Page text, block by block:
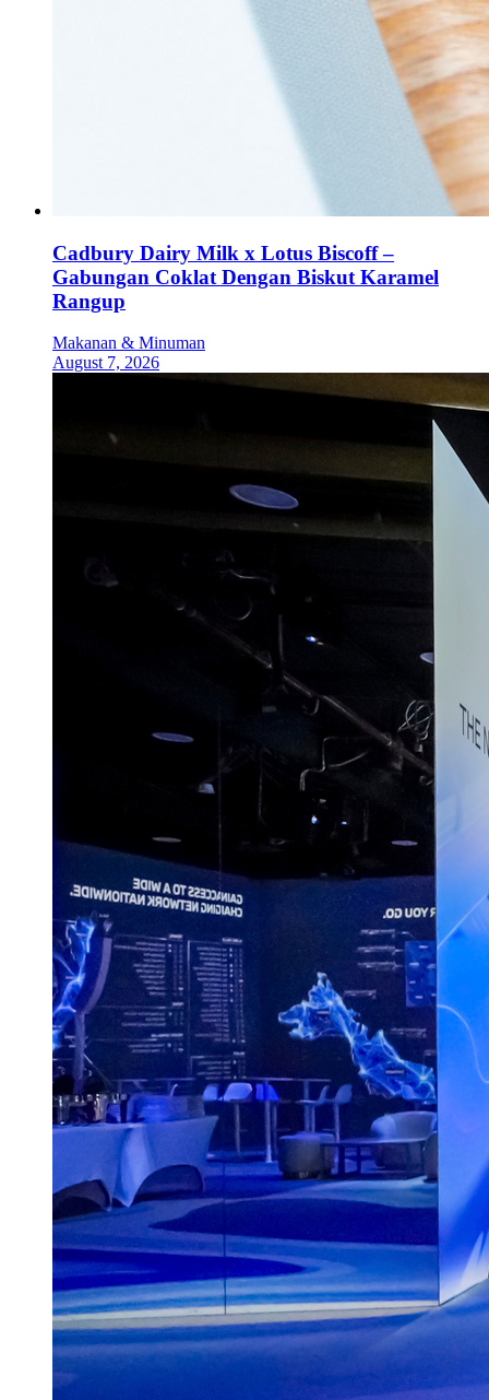
Cadbury Dairy Milk x Lotus Biscoff –
Gabungan Coklat Dengan Biskut Karamel
Rangup
Makanan & Minuman
August 7, 2026